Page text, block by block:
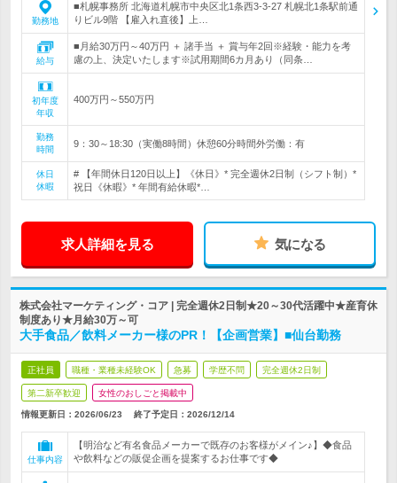
勤務地
■札幌事務所 北海道札幌市中央区北1条西3-3-27 札幌北1条駅前通
りビル9階 【雇入れ直後】上…
給与
■月給30万円～40万円 ＋ 諸手当 ＋ 賞与年2回※経験・能力を考
慮の上、決定いたします※試用期間6カ月あり（同条…
初年度
年収
400万円～550万円
勤務
時間
9：30～18:30（実働8時間）休憩60分時間外労働：有
休日
休暇
# 【年間休日120日以上】《休日》* 完全週休2日制（シフト制）*
祝日《休暇》* 年間有給休暇*…
求人詳細を見る 気になる
株式会社マーケティング・コア | 完全週休2日制★20～30代活躍中★産育休
制度あり★月給30万～可
大手食品／飲料メーカー様のPR！【企画営業】■仙台勤務
正社員 職種・業種未経験OK 急募 学歴不問 完全週休2日制
第二新卒歓迎 女性のおしごと掲載中
情報更新日：2026/06/23 終了予定日： 2026/12/14
仕事内容
【明治など有名食品メーカーで既存のお客様がメイン♪】◆食品
や飲料などの販促企画を提案するお仕事です◆